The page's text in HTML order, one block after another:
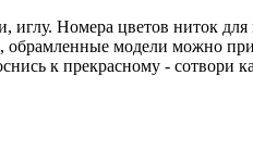
Номера цветов ниток
модели можно
к прекрасному - сотвори